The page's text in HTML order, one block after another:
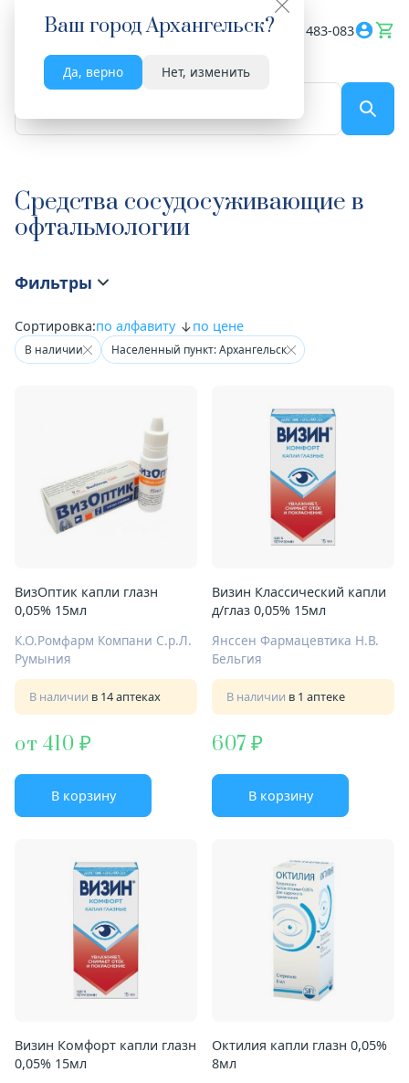
Ваш городАрхангельск?
Да, верно Нет, изменить
Весь сайт 8182 483-083
Средства сосудосуживающие в
офтальмологии
Фильтры
Сортировка:по алфавиту по цене
В наличии Населенный пункт: Архангельск
ВизОптик капли глазн
0,05% 15мл
К.О.Ромфарм Компани С.р.Л.
Румыния
В наличии в 14 аптеках
от 410
В корзину
Визин Классический капли
д/глаз 0,05% 15мл
Янссен Фармацевтика Н.В.
Бельгия
В наличии в 1 аптеке
607
В корзину
Визин Комфорт капли глазн
0,05% 15мл
Октилия капли глазн 0,05%
8мл